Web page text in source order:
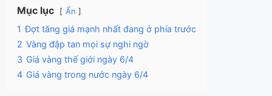
Mục lục Ẩn
1 Đợt tăng giá mạnh nhất đang ở phía trước
2 Vàng đập tan mọi sự nghi ngờ
3 Giá vàng thế giới ngày 6/4
4 Giá vàng trong nước ngày 6/4